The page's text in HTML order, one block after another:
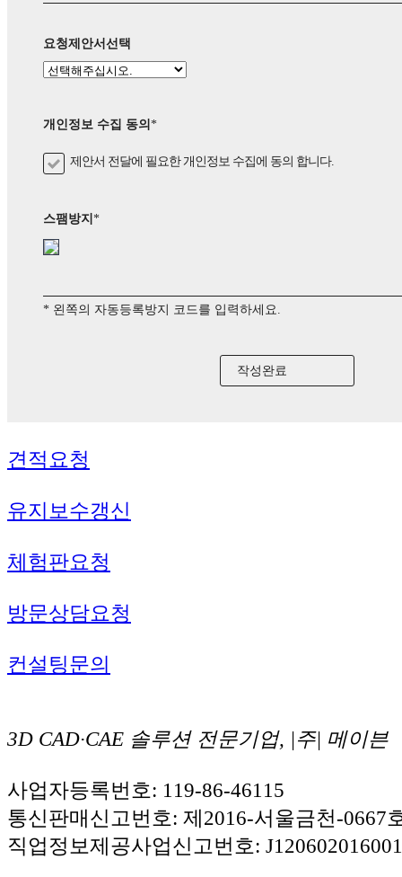
요청제안서선택
개인정보 수집 동의 *
제안서 전달에 필요한 개인정보 수집에 동의 합니다.
스팸방지 *
* 왼쪽의 자동등록방지 코드를 입력하세요.
견적요청
유지보수갱신
체험판요청
방문상담요청
컨설팅문의
3D CAD·CAE 솔루션 전문기업, |주| 메이븐
사업자등록번호: 119-86-46115
통신판매신고번호: 제2016-서울금천-0667
직업정보제공사업신고번호: